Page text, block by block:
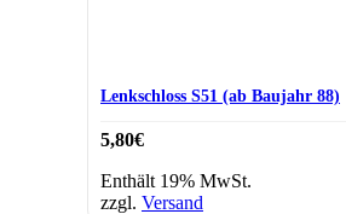
Lenkschloss S51 (ab Baujahr 88)
5,80€
Enthält 19% MwSt.
zzgl. Versand